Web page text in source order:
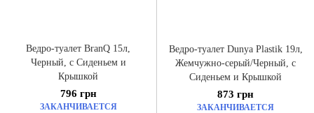
Ведро-туалет BranQ 15л,
Черный, с Сиденьем и
Крышкой
796 грн
ЗАКАНЧИВАЕТСЯ
Ведро-туалет Dunya Plastik 19л,
Жемчужно-серый/Черный, с
Сиденьем и Крышкой
873 грн
ЗАКАНЧИВАЕТСЯ